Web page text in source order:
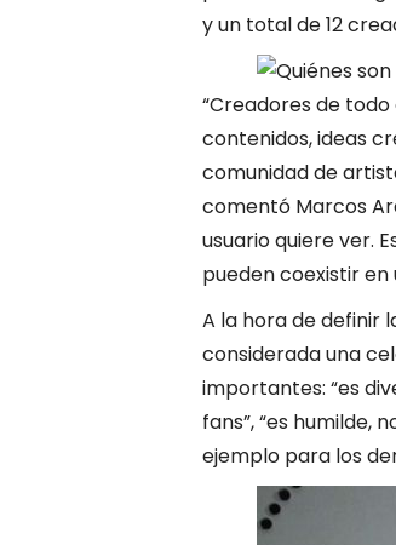
y un total de 12
“Creadores de
contenidos, ideas
comunidad de
comentó Marcos
usuario quiere ver.
pueden coexistir en
A la hora de definir
considerada una
importantes: “es
fans”, “es humilde,
ejemplo para los